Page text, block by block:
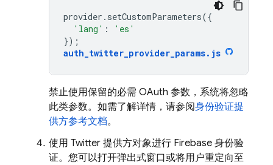
provider . setCustomParameters({
'lang' :
'es'
});
auth_twitter_provider_params. js
禁止使用保留的必需 OAuth 参数，系统将忽略
此类参数。如需了解详情，请参阅身份验证提
供方参考文档。
使用 Twitter 提供方对象进行 Firebase 身份验
证。您可以打开弹出式窗口或将用户重定向至